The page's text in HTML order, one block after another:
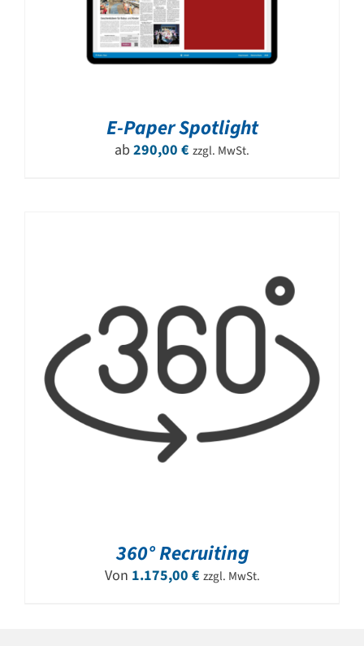
E-Paper Spotlight
ab 290,00 € zzgl. MwSt.
360° Recruiting
Von 1.175,00 € zzgl. MwSt.